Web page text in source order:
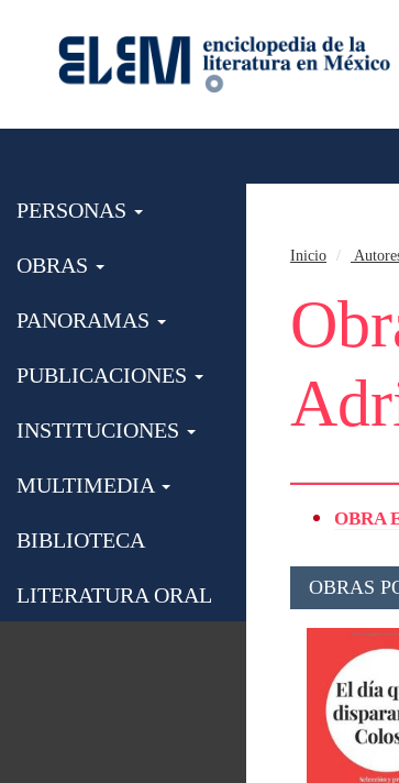
PERSONAS
OBRAS
PANORAMAS
PUBLICACIONES
INSTITUCIONES
MULTIMEDIA
BIBLIOTECA
LITERATURA ORAL
Inicio
OBRA
OBRAS